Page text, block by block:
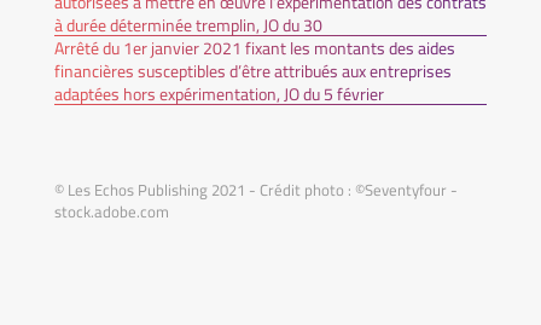
à durée déterminée tremplin, JO du 30
Arrêté du 1er janvier 2021 fixant les montants des aides
financières susceptibles d’être attribués aux entreprises
adaptées hors expérimentation, JO du 5 février
© Les Echos Publishing 2021 - Crédit photo : ©Seventyfour -
stock.adobe.com